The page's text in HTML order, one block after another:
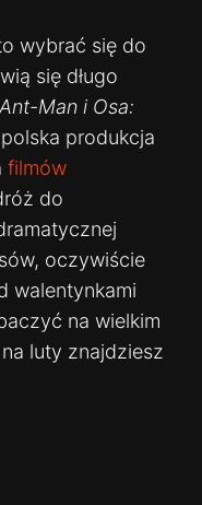
wybrać się do
się długo
Ant-Man i Osa:
produkcja
filmów
do
oczywiście
walentynkami
na wielkim
na luty znajdziesz